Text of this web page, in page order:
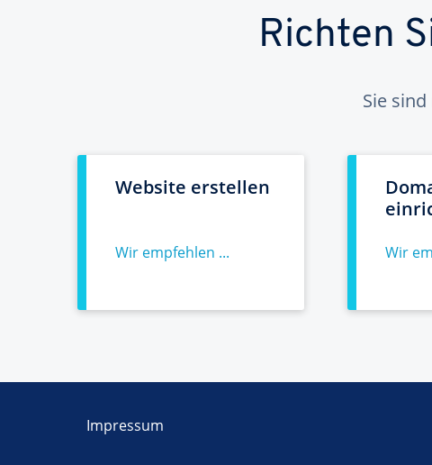
Richten
Sie
Website erstellen
Wir empfehlen ... Wir
Impressum